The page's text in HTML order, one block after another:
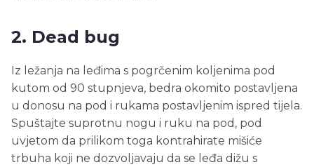
2. Dead bug
Iz ležanja na leđima s pogrčenim koljenima pod
kutom od 90 stupnjeva, bedra okomito postavljena
u donosu na pod i rukama postavljenim ispred tijela.
Spuštajte suprotnu nogu i ruku na pod, pod
uvjetom da prilikom toga kontrahirate mišiće
trbuha koji ne dozvoljavaju da se leđa dižu s